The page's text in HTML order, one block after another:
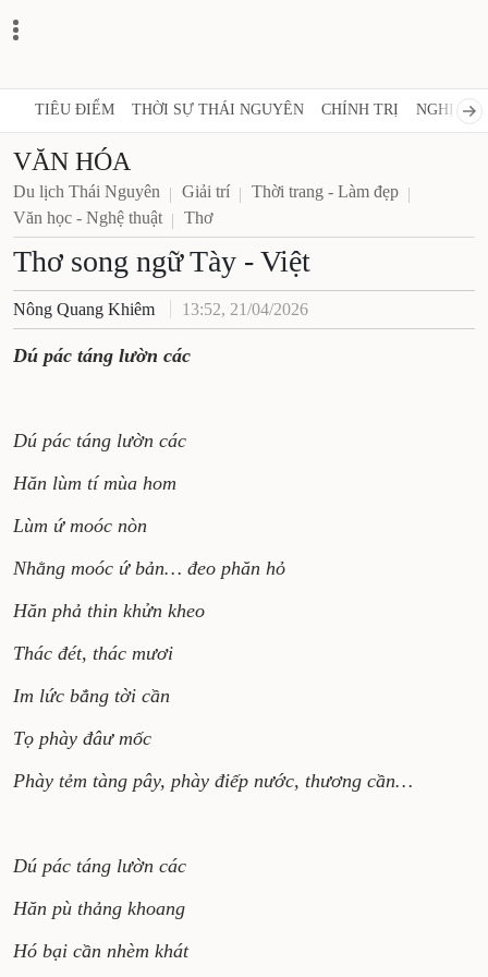
TIÊU ĐIỂM THỜI SỰ THÁI NGUYÊN CHÍNH TRỊ NGHỊ
VĂN HÓA
Du lịch Thái Nguyên Giải trí
Thời trang - Làm đẹp
Văn học - Nghệ thuật
Thơ
Thơ song ngữ Tày - Việt
Nông Quang Khiêm 13:52, 21/04/2026
Dú pác táng lườn các
Dú pác táng lườn các
Hăn lùm tí mùa hom
Lùm ứ moóc nòn
Nhằng moóc ứ bản… đeo phăn hỏ
Hăn phả thin khửn kheo
Thác đét, thác mươi
Im lức bẳng tời cần
Tọ phày đâư mốc
Phày tẻm tàng pây, phày điếp nước, thương cần…
Dú pác táng lườn các
Hăn pù thảng khoang
Hó bại cần nhèm khát